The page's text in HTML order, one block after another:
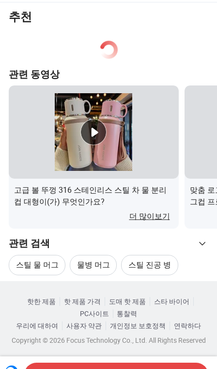
회사 프로필
일반적으로 MOQ는 3,000입니다. 하지만 평가판 주문 수량
이 더 적을수록 좋습니다. 필요한 조각의 수를 알려주시면,
제품의 품질을 확인하고 서비스를 숙지한 후 대량 주문을
할 수 있기를 바라며, 그에 따라 비용을 계산해 드립니다.
2.샘플을 받을 수 있습니까?
물론입니다. 일반적으로 기존 샘플을 무료로 제공합니다.
하지만 맞춤형 디자인에 대한 샘플 요금이 조금 부과됩니
다. 주문 수량이 일정하면 샘플 요금이 환불됩니다. 우리는
운송업자의 계좌가 있는 경우, 고객의 계좌와 함께 배송하
면 됩니다. 그렇지 않은 경우, 교황청(교황청)에 운송료를
지불할 수 있습니다. Finnair는 당사의 계좌와 함께 배송해
3.샘플 리드 타임은 얼마나 됩니까?
기존 샘플의 경우 2-3일이 걸립니다. 무료입니다. 나만의 디
자인을 원한다면, 새로운 인쇄 화면 등이 필요하든 디자인
만 된다면 5-7일이 걸립니다
4.생산 리드 타임은 얼마나 됩니까?
추천
관련 동영상
고급 볼 뚜껑 316 스테인리스 스틸 차 물 분리
컵 대형이(가) 무엇인가요?
더 많이보기
맞춤
그컵
관련 검색
스틸 물 머그 물병 머그 스틸 진공 병
진공 스테인리스 스틸 물병
카테고리로 찾아보기
핫한 제품 핫 제품 가격 도매 핫 제품
스타 바이어
PC사이트
통찰력
우리에 대하여
사용자 약관 개인정보 보호정책
연락하다
Copyright © 2026 Focus Technology Co., Ltd. All Rights Reserved